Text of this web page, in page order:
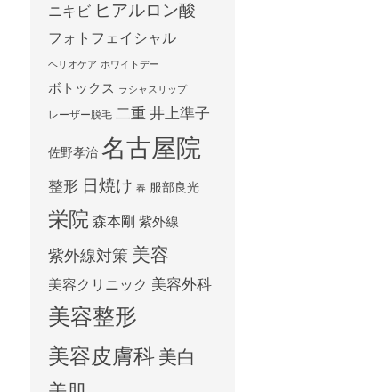
ニキビ ヒアルロン酸
フォトフェイシャル
ヘリオケア ホワイトデー
ボトックス ラシャスリップ
レーザー脱毛 二重 井上準子
佐野孝治 名古屋院
整形 日焼け 春 服部良光
栄院 森本剛 紫外線
紫外線対策 美容
美容クリニック 美容外科
美容整形
美容皮膚科 美白